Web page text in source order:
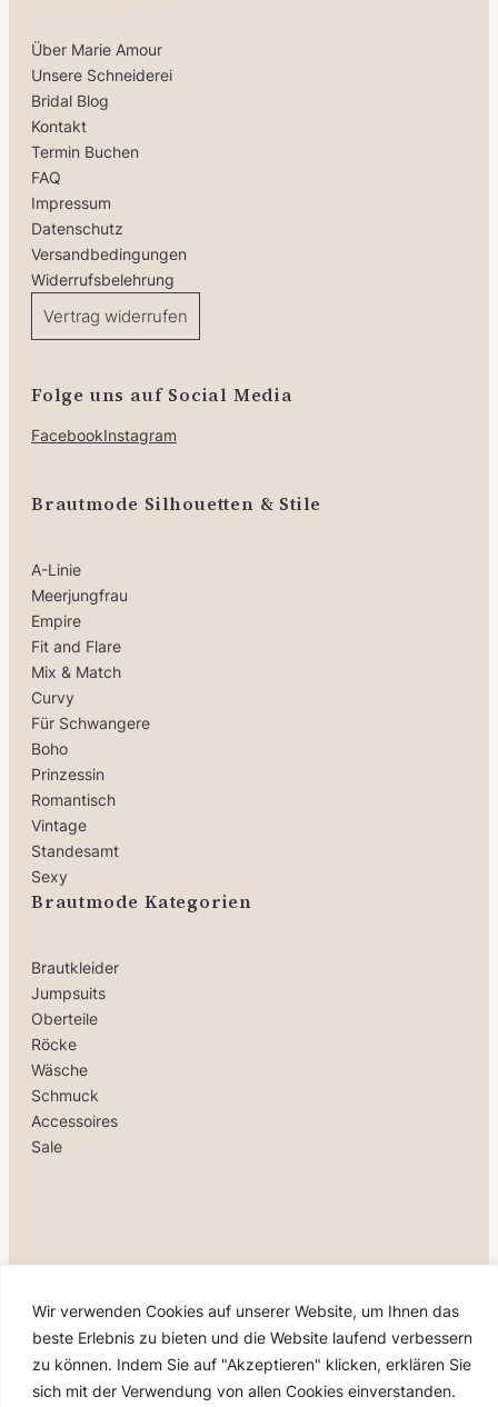
Wir verwenden Cookies auf unserer Website, um Ihnen das
beste Erlebnis zu bieten und die Website laufend verbessern
zu können. Indem Sie auf "Akzeptieren" klicken, erklären Sie
sich mit der Verwendung von allen Cookies einverstanden.
Über Marie Amour
Unsere Schneiderei
Bridal Blog
Kontakt
Termin Buchen
FAQ
Impressum
Datenschutz
Versandbedingungen
Widerrufsbelehrung
Vertrag widerrufen
Folge uns auf Social Media
FacebookInstagram
Brautmode Silhouetten & Stile
A-Linie
Meerjungfrau
Empire
Fit and Flare
Mix & Match
Curvy
Für Schwangere
Boho
Prinzessin
Romantisch
Vintage
Standesamt
Sexy
Brautmode Kategorien
Brautkleider
Jumpsuits
Oberteile
Röcke
Wäsche
Schmuck
Accessoires
Sale